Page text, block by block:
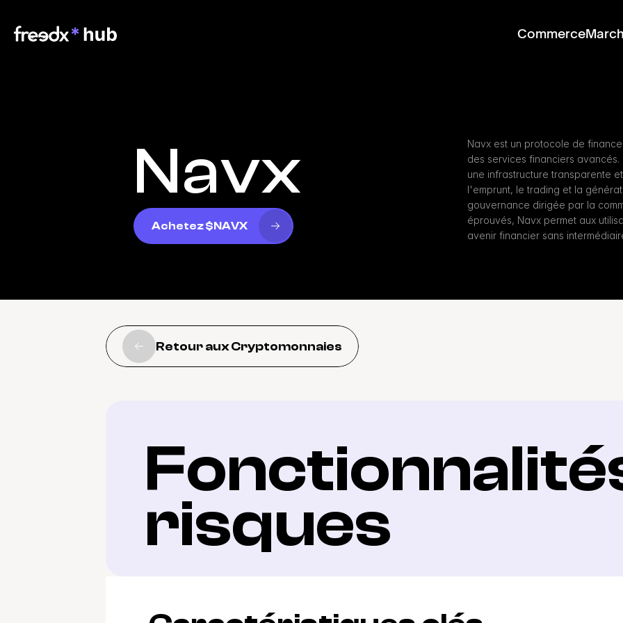
Commerce
Navx
Achetez $NAVX
Navx est un protocole de
des services financiers avancés.
une infrastructure transparente
l'emprunt, le trading et la
gouvernance dirigée par la
éprouvés, Navx permet aux
avenir financier sans
Retour aux Cryptomonnaies
risques